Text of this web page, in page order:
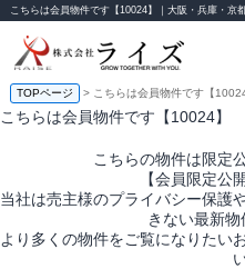
こちらは会員物件です【10024】｜大阪・兵庫・京
TOPページ > こちらは会員物件です【10024
こちらは会員物件です【10024】
こちらの物件は限定
【会員限定公
当社は売主様のプライバシー保護
きない最新物
より多くの物件をご覧になりたい